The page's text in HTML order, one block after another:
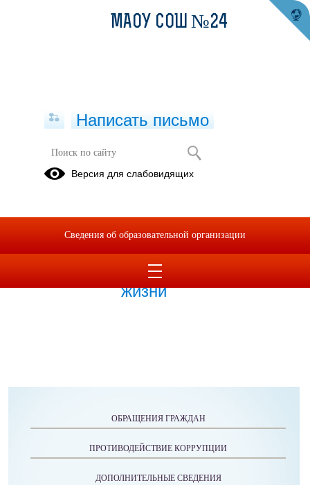
Публикации за 08.09.2025
Туристский слёт –
пропаганда туризма и
здорового образа
жизни
ОБРАЩЕНИЯ ГРАЖДАН
ПРОТИВОДЕЙСТВИЕ КОРРУПЦИИ
ДОПОЛНИТЕЛЬНЫЕ СВЕДЕНИЯ
МАОУ СОШ №24
Написать письмо
Версия для слабовидящих
Сведения об образовательной организации